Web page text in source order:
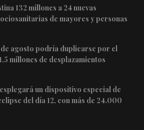
132 millones a 24 nuevas
de mayores y personas
de agosto podría duplicarse por el
millones de desplazamientos
un dispositivo especial de
del día 12, con más de 24.000